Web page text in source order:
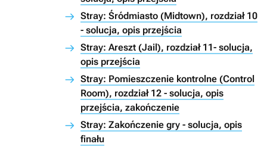
Stray: Śródmiasto (Midtown), rozdział 10
- solucja, opis przejścia
Stray: Areszt (Jail), rozdział 11- solucja,
opis przejścia
Stray: Pomieszczenie kontrolne (Control
Room), rozdział 12 - solucja, opis
przejścia, zakończenie
Stray: Zakończenie gry - solucja, opis
finału